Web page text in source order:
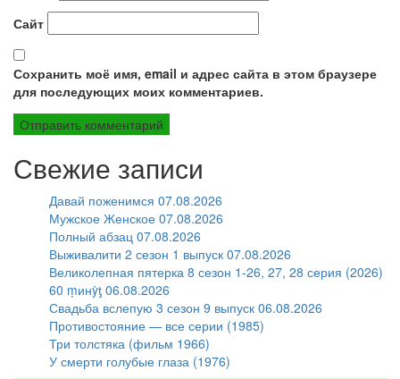
Сайт
Сохранить моё имя, email и адрес сайта в этом браузере
для последующих моих комментариев.
Свежие записи
Давай поженимся 07.08.2026
Мужское Женское 07.08.2026
Полный абзац 07.08.2026
Выживалити 2 сезон 1 выпуск 07.08.2026
Великолепная пятерка 8 сезон 1-26, 27, 28 серия (2026)
60 ṃинẏƫ 06.08.2026
Свадьба вслепую 3 сезон 9 выпуск 06.08.2026
Противостояние — все серии (1985)
Три толстяка (фильм 1966)
У смерти голубые глаза (1976)